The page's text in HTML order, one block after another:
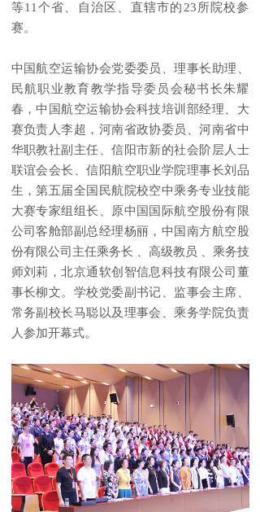
等11个省、自治区、直辖市的23所院校参
赛。
中国航空运输协会党委委员、理事长助理、
民航职业教育教学指导委员会秘书长朱耀
春，中国航空运输协会科技培训部经理、大
赛负责人李超，河南省政协委员、河南省中
华职教社副主任、信阳市新的社会阶层人士
联谊会会长、信阳航空职业学院理事长刘品
生，第五届全国民航院校空中乘务专业技能
大赛专家组组长、原中国国际航空股份有限
公司客舱部副总经理杨丽，中国南方航空股
份有限公司主任乘务长 、高级教员 、乘务技
师刘莉，北京通软创智信息科技有限公司董
事长柳文。学校党委副书记、监事会主席、
常务副校长马聪以及理事会、乘务学院负责
人参加开幕式。